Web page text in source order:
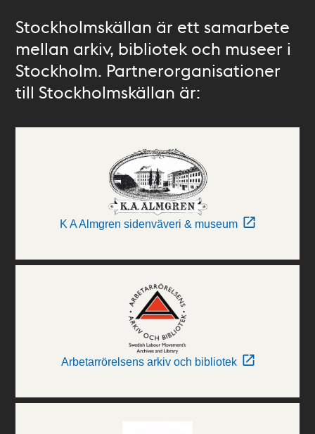
Stockholmskällan är ett samarbete
mellan arkiv, bibliotek och museer i
Stockholm. Partnerorganisationer
till Stockholmskällan är:
K A Almgren sidenväveri & museum
Arbetarrörelsens arkiv och bibliotek